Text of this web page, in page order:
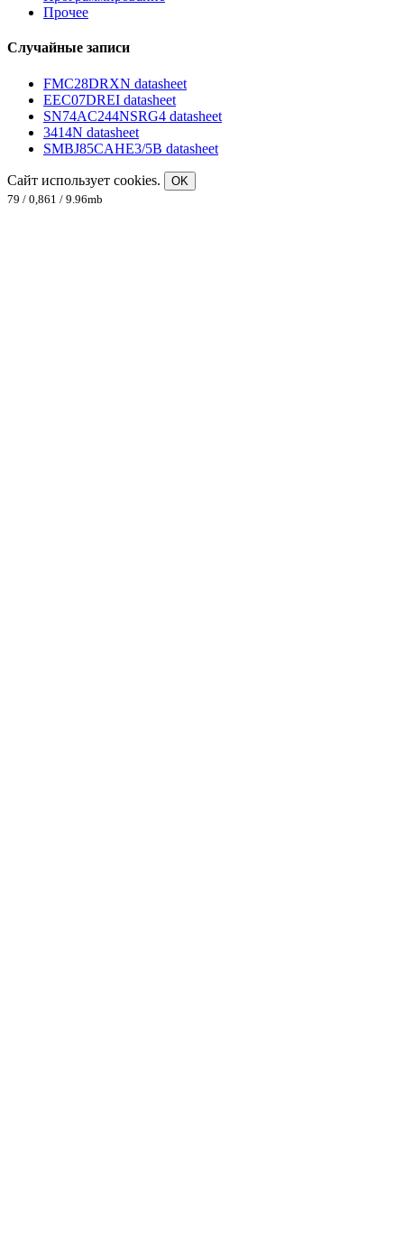
Прочее
Случайные записи
FMC28DRXN datasheet
EEC07DREI datasheet
SN74AC244NSRG4 datasheet
3414N datasheet
SMBJ85CAHE3/5B datasheet
Сайт использует cookies.
OK
79 / 0,861 / 9.96mb